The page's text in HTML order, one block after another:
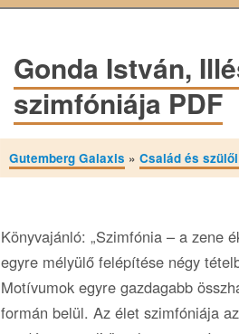
Gonda István,
szimfóniája PDF
Gutemberg Galaxis » Család és
Könyvajánló: „Szimfónia – a zene
egyre mélyülő felépítése négy
Motívumok egyre gazdagabb
formán belül. Az élet szimfóniája